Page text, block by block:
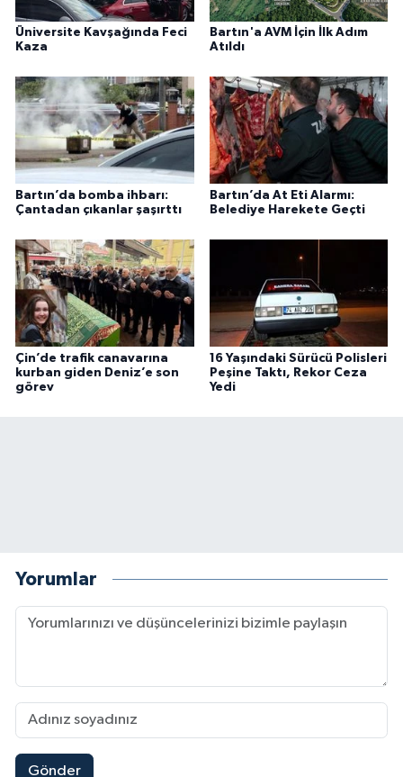
Üniversite Kavşağında Feci
Kaza
Bartın'a AVM İçin İlk Adım
Atıldı
Bartın’da bomba ihbarı:
Çantadan çıkanlar şaşırttı
Bartın’da At Eti Alarmı:
Belediye Harekete Geçti
Çin’de trafik canavarına
kurban giden Deniz’e son
görev
16 Yaşındaki Sürücü Polisleri
Peşine Taktı, Rekor Ceza
Yedi
Yorumlar
Gönder